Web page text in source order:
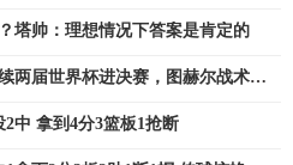
塔帅：理想情况下答案是肯定的
两届世界杯进决赛，图赫尔战术遭
中 拿到4分3篮板1抢断